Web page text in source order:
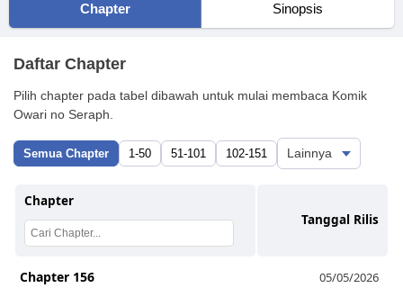
Chapter Sinopsis
Daftar Chapter
Pilih chapter pada tabel dibawah untuk mulai membaca Komik
Owari no Seraph.
Semua Chapter 1-50 51-101 102-151
Chapter
Tanggal Rilis
Chapter 156 05/05/2026